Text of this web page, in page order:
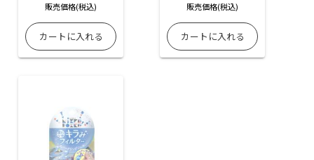
販売価格(税込) 販売価格(税込)